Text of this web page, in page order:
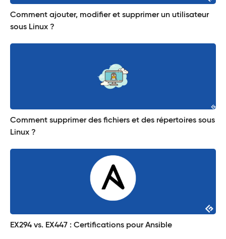
Comment ajouter, modifier et supprimer un utilisateur
sous Linux ?
Comment supprimer des fichiers et des répertoires sous
Linux ?
EX294 vs. EX447 : Certifications pour Ansible